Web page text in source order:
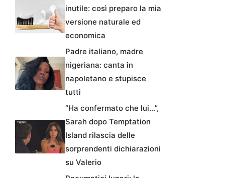
inutile: così preparo la mia
versione naturale ed
economica
Padre italiano, madre
nigeriana: canta in
napoletano e stupisce
tutti
“Ha confermato che lui…”,
Sarah dopo Temptation
Island rilascia delle
sorprendenti dichiarazioni
su Valerio